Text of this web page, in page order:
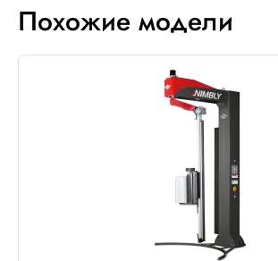
Похожие модели